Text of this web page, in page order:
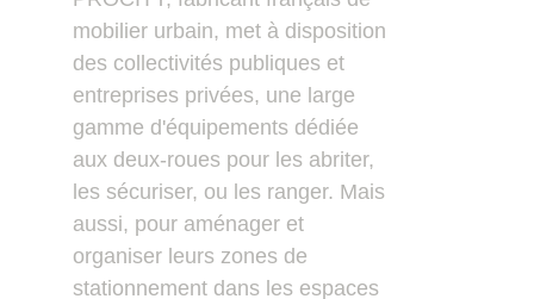
mobilier urbain, met à disposition
des collectivités publiques et
entreprises privées, une large
gamme d'équipements dédiée
aux deux-roues pour les abriter,
les sécuriser, ou les ranger. Mais
aussi, pour aménager et
organiser leurs zones de
stationnement dans les espaces